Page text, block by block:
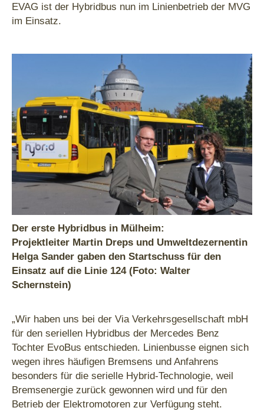
EVAG ist der Hybridbus nun im Linienbetrieb der MVG
im Einsatz.
Der erste Hybridbus in Mülheim:
Projektleiter Martin Dreps und Umweltdezernentin
Helga Sander gaben den Startschuss für den
Einsatz auf die Linie 124 (Foto: Walter
Schernstein)
„Wir haben uns bei der Via Verkehrsgesellschaft mbH
für den seriellen Hybridbus der Mercedes Benz
Tochter EvoBus entschieden. Linienbusse eignen sich
wegen ihres häufigen Bremsens und Anfahrens
besonders für die serielle Hybrid-Technologie, weil
Bremsenergie zurück gewonnen wird und für den
Betrieb der Elektromotoren zur Verfügung steht.